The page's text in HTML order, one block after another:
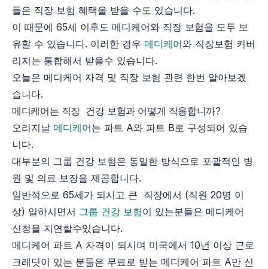
들은 직장 보험 혜택을 받을 수도 있습니다.
이 때문에 65세 이후도 메디케어와 직장 보험을 모두 보
유할 수 있습니다. 이러한 경우 메디케어와 직장보험 커버
리지는 통합해서 받을수 있습니다.
오늘은 메디케어 자격 및 직장 보험 관련 한번 알아보겠
습니다.
메디케어는 직장 건강 보험과 어떻게 작용합니까?
오리지날 메디케어는 파트 A와 파트 B로 구성되어 있습
니다.
대부분의 그룹 건강 보험은 동일한 방식으로 포괄적인 병
원 및 의료 보장을 제공합니다.
일반적으로 65세가 되시고 큰 직장에서 (직원 20명 이
상) 일하시면서 그룹 건강 보험이 있는분들은 메디케어
신청을 지연할수있습니다.
메디케어 파트 A 자격이 되시며 미국에서 10년 이상 근로
크레딧이 있는 분들은 무료로 받는 메디케어 파트 A만 신